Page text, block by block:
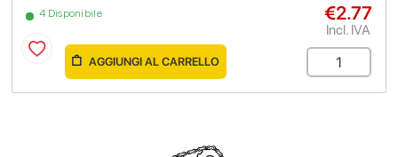
4 Disponibile €2.77
Incl. IVA
AGGIUNGI AL CARRELLO